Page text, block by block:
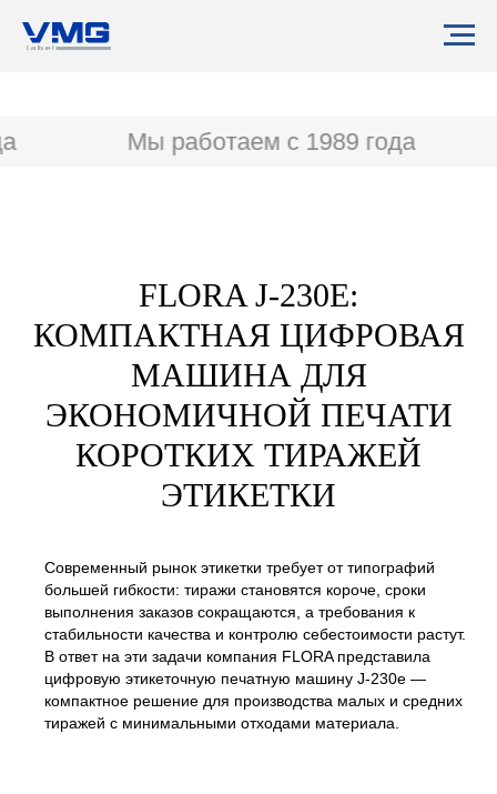
Мы работаем с 1989 года
FLORA J-230E:
КОМПАКТНАЯ ЦИФРОВАЯ
МАШИНА ДЛЯ
ЭКОНОМИЧНОЙ ПЕЧАТИ
КОРОТКИХ ТИРАЖЕЙ
ЭТИКЕТКИ
Современный рынок этикетки требует от типографий
большей гибкости: тиражи становятся короче, сроки
выполнения заказов сокращаются, а требования к
стабильности качества и контролю себестоимости растут.
В ответ на эти задачи компания FLORA представила
цифровую этикеточную печатную машину J-230e —
компактное решение для производства малых и средних
тиражей с минимальными отходами материала.